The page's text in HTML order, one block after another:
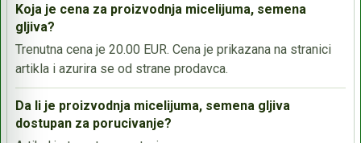
Koja je cena za proizvodnja micelijuma, semena
gljiva?
Trenutna cena je 20.00 EUR. Cena je prikazana na stranici
artikla i azurira se od strane prodavca.
Da li je proizvodnja micelijuma, semena gljiva
dostupan za porucivanje?